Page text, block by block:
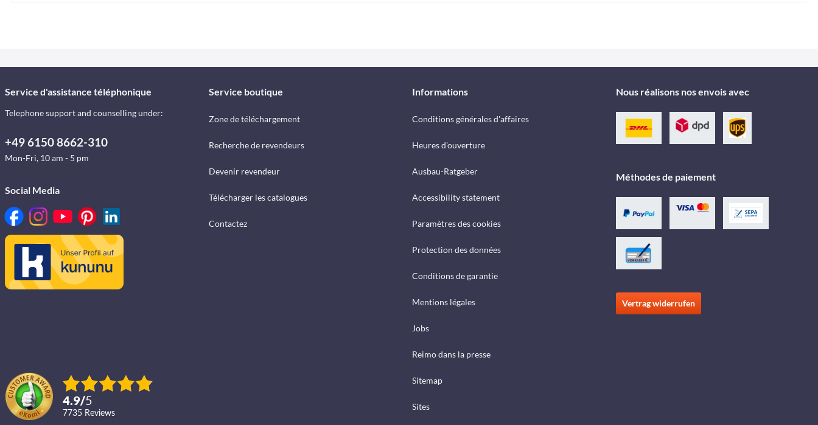
Service d'assistance téléphonique
Telephone support and counselling under:
+49 6150 8662-310
Mon-Fri, 10 am - 5 pm
Social Media
4.9/5
7735 reviews
Service boutique
Zone de téléchargement
Recherche de revendeurs
Devenir revendeur
Télécharger les catalogues
Contactez
Informations
Conditions générales d'affaires
Heures d'ouverture
Ausbau-Ratgeber
Accessibility statement
Paramètres des cookies
Protection des données
Conditions de garantie
Mentions légales
Jobs
Reimo dans la presse
Sitemap
Sites
Nous réalisons nos envois avec
Méthodes de paiement
Vertrag widerrufen